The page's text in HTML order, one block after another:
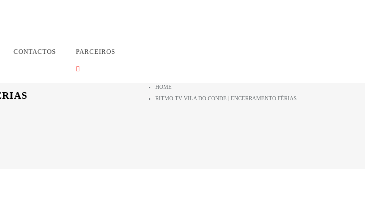
Express) no Brasil não tem ligação com a nossa empresa.
CONTACTOS PARCEIROS
HOME
RITMO TV VILA DO CONDE | ENCERRAMENTO FÉRIAS